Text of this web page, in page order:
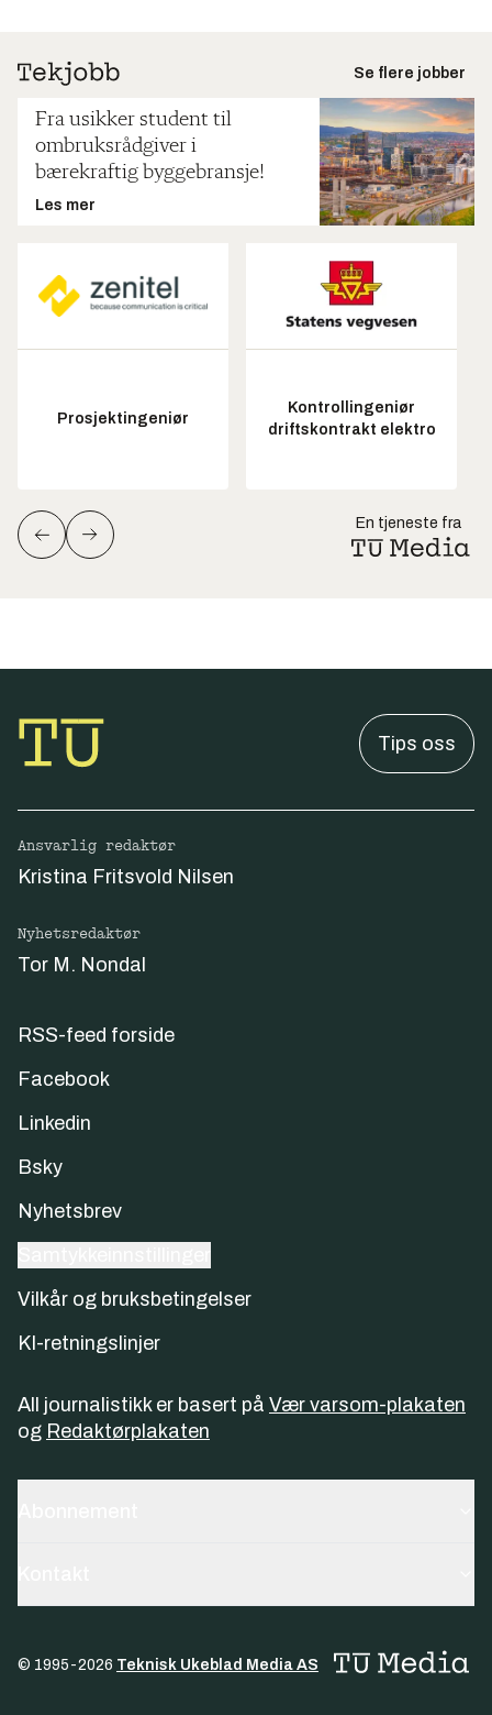
Se flere jobber
Fra usikker student til
ombruksrådgiver i
bærekraftig byggebransje!
Les mer
Prosjektingeniør
Kontrollingeniør
driftskontrakt elektro
En tjeneste fra
Tips oss
Ansvarlig redaktør
Kristina Fritsvold Nilsen
Nyhetsredaktør
Tor M. Nondal
RSS-feed forside
Facebook
Linkedin
Bsky
Nyhetsbrev
Vilkår og bruksbetingelser
KI-retningslinjer
All journalistikk er basert på Vær varsom-plakaten
og Redaktørplakaten
© 1995-2026 Teknisk Ukeblad Media AS